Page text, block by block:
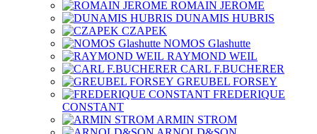
ROMAIN JEROME
DUNAMIS HUBRIS
CZAPEK
NOMOS Glashutte
RAYMOND WEIL
CARL F.BUCHERER
GREUBEL FORSEY
FREDERIQUE
CONSTANT
ARMIN STROM